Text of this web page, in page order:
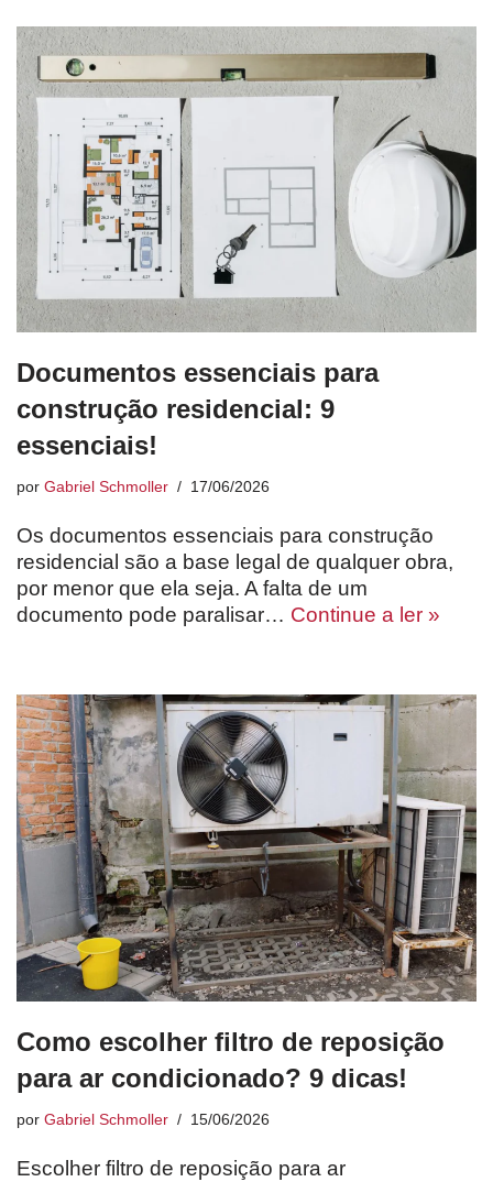
Documentos essenciais para
construção residencial: 9
essenciais!
por Gabriel Schmoller 17/06/2026
Os documentos essenciais para construção
residencial são a base legal de qualquer obra,
por menor que ela seja. A falta de um
documento pode paralisar… Continue a ler »
Como escolher filtro de reposição
para ar condicionado? 9 dicas!
por Gabriel Schmoller 15/06/2026
Escolher filtro de reposição para ar